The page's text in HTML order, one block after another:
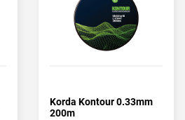
Korda Kontour 0.33mm
200m